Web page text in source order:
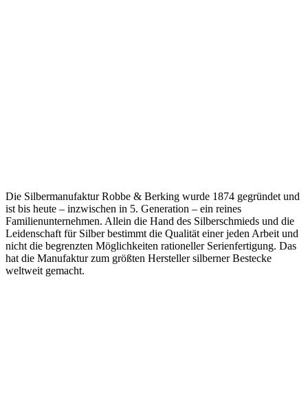
Die Silbermanufaktur Robbe & Berking wurde 1874 gegründet und
ist bis heute – inzwischen in 5. Generation – ein reines
Familienunternehmen. Allein die Hand des Silberschmieds und die
Leidenschaft für Silber bestimmt die Qualität einer jeden Arbeit und
nicht die begrenzten Möglichkeiten rationeller Serienfertigung. Das
hat die Manufaktur zum größten Hersteller silberner Bestecke
weltweit gemacht.